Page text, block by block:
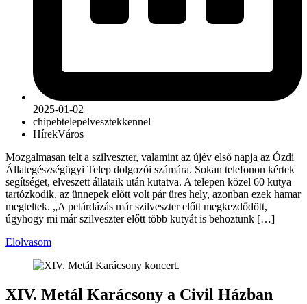
2025-01-02
chipebtelepelvesztekkennel
HírekVáros
Mozgalmasan telt a szilveszter, valamint az újév első napja az Ózdi
Állategészségügyi Telep dolgozói számára. Sokan telefonon kértek
segítséget, elveszett állataik után kutatva. A telepen közel 60 kutya
tartózkodik, az ünnepek előtt volt pár üres hely, azonban ezek hamar
megteltek. „A petárdázás már szilveszter előtt megkezdődött,
úgyhogy mi már szilveszter előtt több kutyát is behoztunk […]
Elolvasom
XIV. Metál Karácsony a Civil Házban